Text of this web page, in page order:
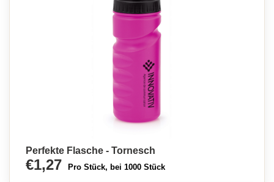
Perfekte Flasche - Tornesch
€1,27 Pro Stück, bei 1000 Stück